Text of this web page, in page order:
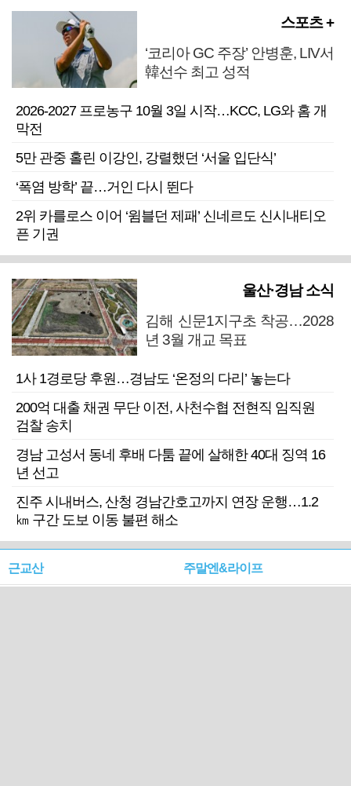
스포츠 +
‘코리아 GC 주장’ 안병훈, LIV서
韓선수 최고 성적
2026-2027 프로농구 10월 3일 시작…KCC, LG와 홈 개
막전
5만 관중 홀린 이강인, 강렬했던 ‘서울 입단식’
‘폭염 방학’ 끝…거인 다시 뛴다
2위 카를로스 이어 ‘윔블던 제패’ 신네르도 신시내티오
픈 기권
울산·경남 소식
김해 신문1지구초 착공…2028
년 3월 개교 목표
1사 1경로당 후원…경남도 ‘온정의 다리’ 놓는다
200억 대출 채권 무단 이전, 사천수협 전현직 임직원
검찰 송치
경남 고성서 동네 후배 다툼 끝에 살해한 40대 징역 16
년 선고
진주 시내버스, 산청 경남간호고까지 연장 운행…1.2
㎞ 구간 도보 이동 불편 해소
근교산 주말엔&라이프